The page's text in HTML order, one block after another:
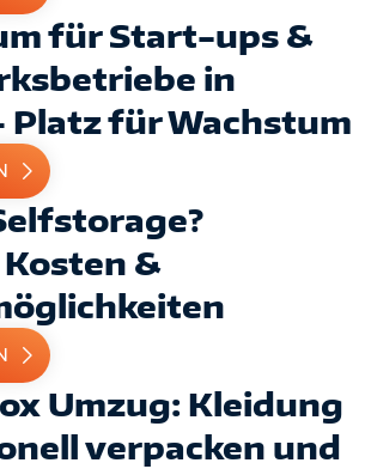
für Start-ups &
in
Platz für Wachstum
&
Umzug: Kleidung
verpacken und